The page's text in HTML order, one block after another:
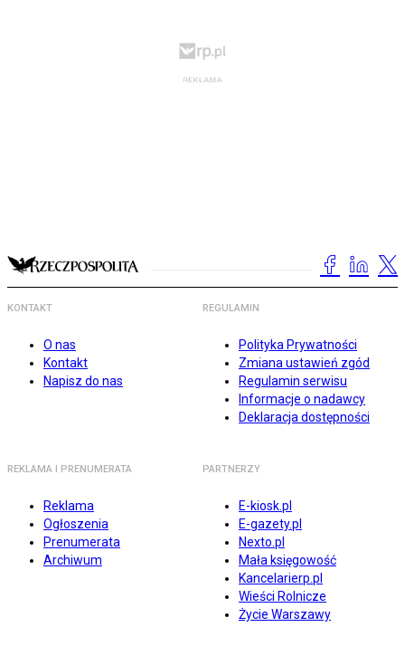
KONTAKT
O nas
Kontakt
Napisz do nas
REGULAMIN
Polityka Prywatności
Zmiana ustawień zgód
Regulamin serwisu
Informacje o nadawcy
Deklaracja dostępności
REKLAMA I PRENUMERATA
Reklama
Ogłoszenia
Prenumerata
Archiwum
PARTNERZY
E-kiosk.pl
E-gazety.pl
Nexto.pl
Mała księgowość
Kancelarierp.pl
Wieści Rolnicze
Życie Warszawy